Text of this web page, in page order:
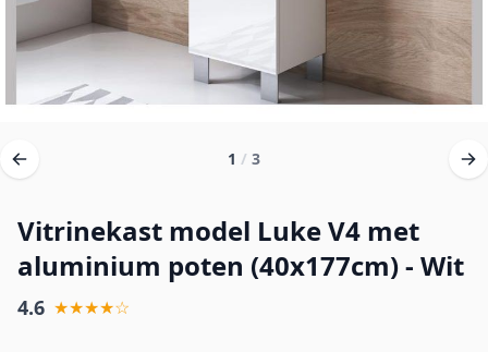
1 / 3
Vitrinekast model Luke V4 met
aluminium poten (40x177cm) - Wit
4.6 ★★★★☆